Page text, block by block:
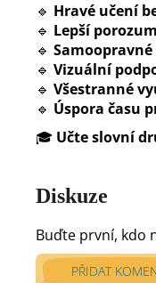
🔹 Hravé učení
🔹 Lepší
🔹
🔹 Vizuální
🔹 Všestranné
🔹 Úspora času
🎓 Učte slovní
Diskuze
Buďte první, kdo
PŘIDAT